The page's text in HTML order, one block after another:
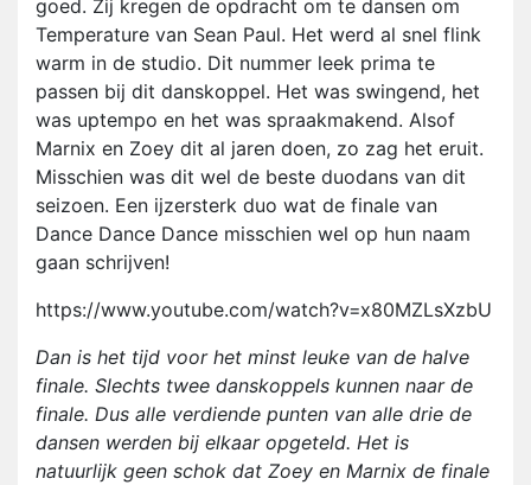
goed. Zij kregen de opdracht om te dansen om
Temperature van Sean Paul. Het werd al snel flink
warm in de studio. Dit nummer leek prima te
passen bij dit danskoppel. Het was swingend, het
was uptempo en het was spraakmakend. Alsof
Marnix en Zoey dit al jaren doen, zo zag het eruit.
Misschien was dit wel de beste duodans van dit
seizoen. Een ijzersterk duo wat de finale van
Dance Dance Dance misschien wel op hun naam
gaan schrijven!
https://www.youtube.com/watch?v=x80MZLsXzbU
Dan is het tijd voor het minst leuke van de halve
finale. Slechts twee danskoppels kunnen naar de
finale. Dus alle verdiende punten van alle drie de
dansen werden bij elkaar opgeteld. Het is
natuurlijk geen schok dat Zoey en Marnix de finale